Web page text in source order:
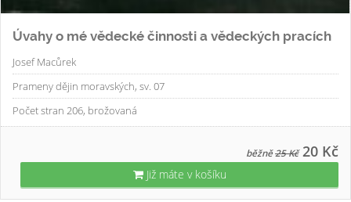
Úvahy o mé vědecké činnosti a vědeckých pracích
Josef Macůrek
Prameny dějin moravských, sv. 07
Počet stran 206, brožovaná
běžně25 Kč 20 Kč
Již máte v košíku